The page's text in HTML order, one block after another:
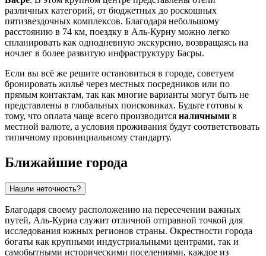
различных категорий, от бюджетных до роскошных
пятизвездочных комплексов. Благодаря небольшому
расстоянию в 74 км, поездку в Аль-Курну можно легко
спланировать как однодневную экскурсию, возвращаясь на
ночлег в более развитую инфраструктуру Басры.
Если вы всё же решите остановиться в городе, советуем
бронировать жильё через местных посредников или по
прямым контактам, так как многие варианты могут быть не
представлены в глобальных поисковиках. Будьте готовы к
тому, что оплата чаще всего производится наличными в
местной валюте, а условия проживания будут соответствовать
типичному провинциальному стандарту.
Ближайшие города
Нашли неточность?
Благодаря своему расположению на пересечении важных
путей, Аль-Курна служит отличной отправной точкой для
исследования южных регионов страны. Окрестности города
богаты как крупными индустриальными центрами, так и
самобытными историческими поселениями, каждое из